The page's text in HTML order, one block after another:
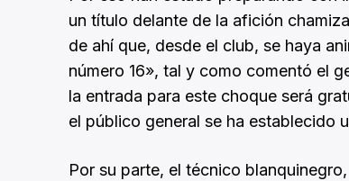
un título delante de la afición
de ahí que, desde el club, se haya
número 16», tal y como comentó el
la entrada para este choque será
el público general se ha establecido
Por su parte, el técnico